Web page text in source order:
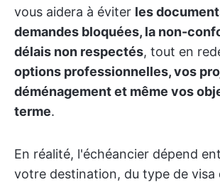
vous aidera à éviter les
demandes bloquées, la non-
délais non respectés, tout en
options professionnelles, vos
déménagement et même vos
terme.
En réalité, l'échéancier dépend
votre destination, du type de visa